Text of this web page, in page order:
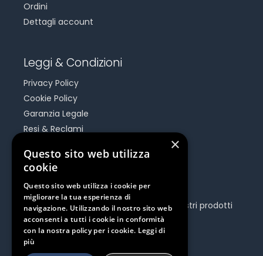
Ordini
Dettagli account
Leggi & Condizioni
Privacy Policy
Cookie Policy
Garanzia Legale
Resi & Reclami
Be Social
Seguici e rimani aggiornato su tutti i nostri prodotti
e iniziative.
×
Questo sito web utilizza
cookie
Questo sito web utilizza i cookie per
migliorare la tua esperienza di
navigazione. Utilizzando il nostro sito web
acconsenti a tutti i cookie in conformità
con la nostra policy per i cookie. Leggi di
più